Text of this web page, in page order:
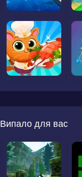
Випало для вас